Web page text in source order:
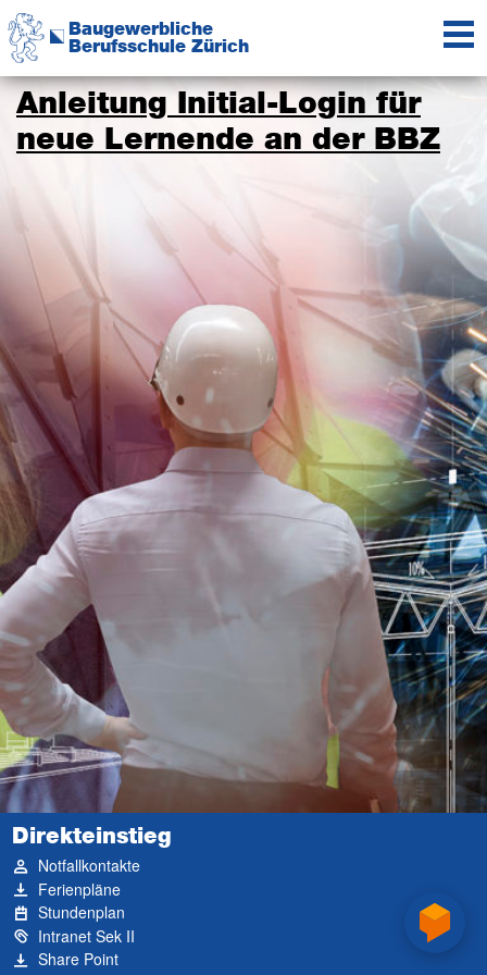
Zur
Hauptnavigation
springen
Zum
Inhalt
springen
Kompetenzzentrum
der
Baubranche
Baugewerbliche
Berufsschule Zürich
Anleitung Initial-Login für
neue Lernende an der BBZ
Direkteinstieg
Notfallkontakte
Ferienpläne
Stundenplan
Intranet Sek II
Share Point